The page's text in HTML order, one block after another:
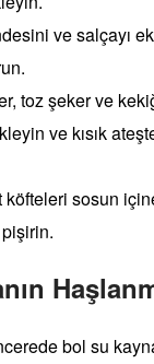
ve salçayı
toz şeker ve
ve kısık
köfteleri sosun
bol su